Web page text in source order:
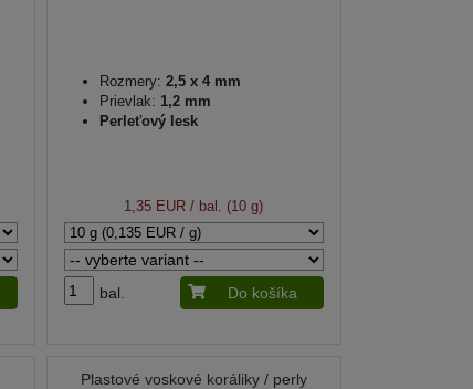
Rozmery: 2,5 x 4 mm
Prievlak: 1,2 mm
Perleťový lesk
1,35 EUR / bal. (10 g)
bal. Do košíka
Plastové voskové koráliky / perly